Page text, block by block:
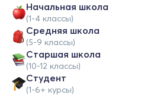
Начальная школа
(1-4 классы)
Средняя школа
(5-9 классы)
Cтаршая школа
(10-12 классы)
Студент
(1-6+ курсы)